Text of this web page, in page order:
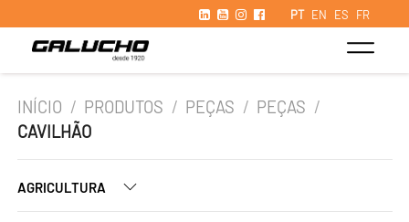
PT EN ES FR
INÍCIO / PRODUTOS / PEÇAS / PEÇAS /
CAVILHÃO
AGRICULTURA